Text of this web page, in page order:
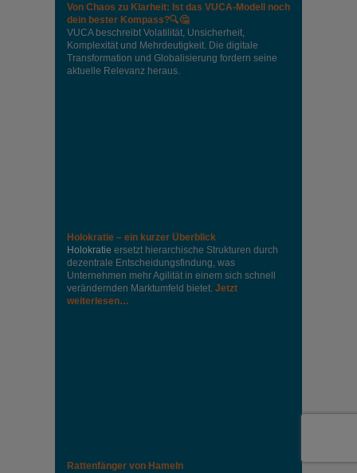
Von Chaos zu Klarheit: Ist das VUCA-Modell noch
dein bester Kompass?🔍🤔
VUCA beschreibt Volatilität, Unsicherheit,
Komplexität und Mehrdeutigkeit. Die digitale
Transformation und Globalisierung fordern seine
aktuelle Relevanz heraus.
Holokratie – ein kurzer Überblick
Holokratie ersetzt hierarchische Strukturen durch
dezentrale Entscheidungsfindung, was
Unternehmen mehr Agilität in einem sich schnell
verändernden Marktumfeld bietet. Jetzt
weiterlesen…
Rattenfänger von Hameln